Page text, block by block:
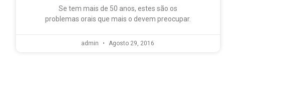
Se tem mais de 50 anos, estes são os
problemas orais que mais o devem preocupar.
admin Agosto 29, 2016